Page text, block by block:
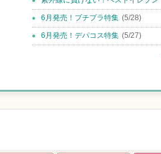
6月発売！プチプラ特集 (5/28)
6月発売！デパコス特集 (5/27)